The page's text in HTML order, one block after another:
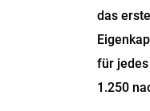
das
für jedes
1.250